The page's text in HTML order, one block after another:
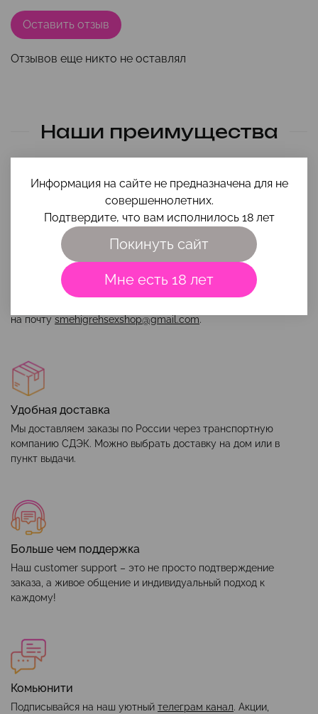
Отзывов еще никто не оставлял
Оставить отзыв
Наши преимущества
Помощь в выборе
Чтобы игрушка и интимная косметика вам максимально
на почтуsmehigrehsexshop@gmail.com.
Удобная доставка
Мы доставляем заказы по России через транспортную
компанию СДЭК. Можно выбрать доставку на дом или в
пункт выдачи.
Больше чем поддержка
Наш customer support – это не просто подтверждение
заказа, а живое общение и индивидуальный подход к
каждому!
Комьюнити
Подписывайся на наш уютный телеграм канал. Акции,
Информация на сайте не предназначена для не
совершеннолетних.
Подтвердите, что вам исполнилось 18 лет
Покинуть сайт
Мне есть 18 лет